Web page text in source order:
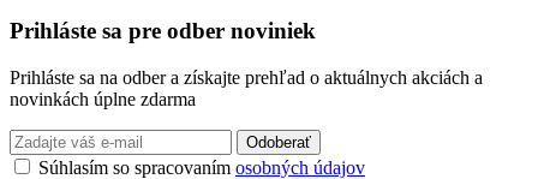
Prihláste sa pre odber noviniek
Prihláste sa na odber a získajte prehľad o aktuálnych akciách a
novinkách úplne zdarma
Odoberať
Súhlasím so spracovaním osobných údajov